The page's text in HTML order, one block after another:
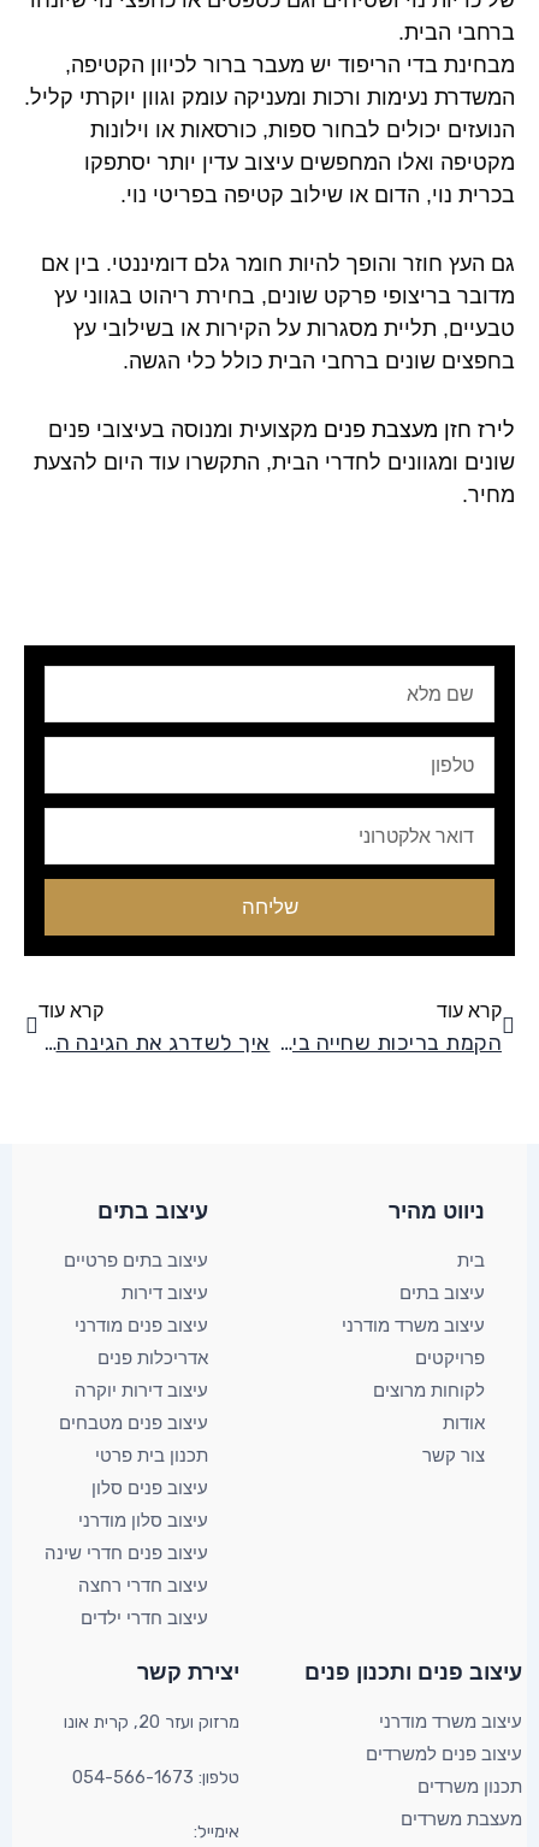
ברחבי הבית.
מבחינת בדי הריפוד יש מעבר ברור לכיוון הקטיפה,
המשדרת נעימות ורכות ומעניקה עומק וגוון יוקרתי קליל.
הנועזים יכולים לבחור ספות, כורסאות או וילונות
מקטיפה ואלו המחפשים עיצוב עדין יותר יסתפקו
בכרית נוי, הדום או שילוב קטיפה בפריטי נוי.
גם העץ חוזר והופך להיות חומר גלם דומיננטי. בין אם
מדובר בריצופי פרקט שונים, בחירת ריהוט בגווני עץ
טבעיים, תליית מסגרות על הקירות או בשילובי עץ
בחפצים שונים ברחבי הבית כולל כלי הגשה.
לירז חזן מעצבת פנים מקצועית ומנוסה בעיצובי פנים
שונים ומגוונים לחדרי הבית, התקשרו עוד היום להצעת
מחיר.
טלפון
שליחה
קרא עוד
הקמת בריכות שחייה ביתיות – כך תעשו זאת נכון!
קרא עוד
איך לשדרג את הגינה הפרטית?
ניווט מהיר
בית
עיצוב בתים
עיצוב משרד מודרני
פרויקטים
לקוחות מרוצים
אודות
צור קשר
עיצוב בתים​
עיצוב בתים פרטיים
עיצוב דירות
עיצוב פנים מודרני
אדריכלות פנים
עיצוב דירות יוקרה
עיצוב פנים מטבחים
תכנון בית פרטי
עיצוב פנים סלון
עיצוב סלון מודרני
עיצוב פנים חדרי שינה
עיצוב חדרי רחצה
עיצוב חדרי ילדים
עיצוב פנים ותכנון פנים​
עיצוב משרד מודרני
עיצוב פנים למשרדים
תכנון משרדים
מעצבת משרדים
יצירת קשר​
מרזוק ועזר 20, קרית אונו​
טלפון: 054-566-1673
אימייל:
Facebook
X
YouTube